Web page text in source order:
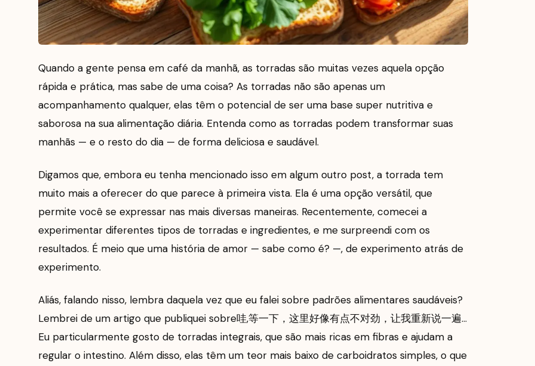
Quando a gente pensa em café da manhã, as torradas são muitas vezes aquela opção
rápida e prática, mas sabe de uma coisa? As torradas não são apenas um
acompanhamento qualquer, elas têm o potencial de ser uma base super nutritiva e
saborosa na sua alimentação diária. Entenda como as torradas podem transformar suas
manhãs — e o resto do dia — de forma deliciosa e saudável.
Digamos que, embora eu tenha mencionado isso em algum outro post, a torrada tem
muito mais a oferecer do que parece à primeira vista. Ela é uma opção versátil, que
permite você se expressar nas mais diversas maneiras. Recentemente, comecei a
experimentar diferentes tipos de torradas e ingredientes, e me surpreendi com os
resultados. É meio que uma história de amor — sabe como é? —, de experimento atrás de
experimento.
Aliás, falando nisso, lembra daquela vez que eu falei sobre padrões alimentares saudáveis?
Lembrei de um artigo que publiquei sobre哇,等一下，这里好像有点不对劲，让我重新说一遍…
Eu particularmente gosto de torradas integrais, que são mais ricas em fibras e ajudam a
regular o intestino. Além disso, elas têm um teor mais baixo de carboidratos simples, o que